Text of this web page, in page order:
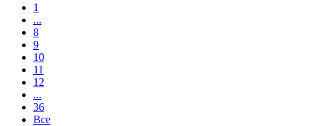
1
...
8
9
10
11
12
...
36
Все